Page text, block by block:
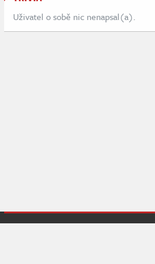
Uživatel o sobě nic nenapsal(a).